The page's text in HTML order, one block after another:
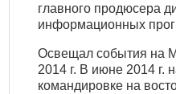
главного продюсера
информационных
Освещал события на
2014 г. В июне 2014 г.
командировке на